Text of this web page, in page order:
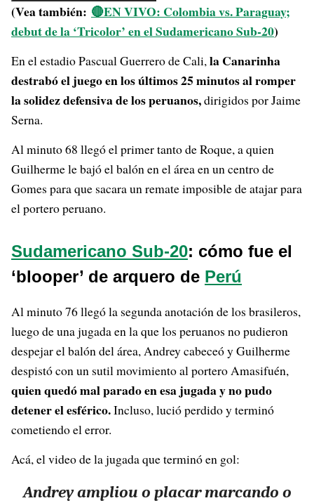
(Vea también: 🔴EN VIVO: Colombia vs. Paraguay;
debut de la ‘Tricolor’ en el Sudamericano Sub-20)
En el estadio Pascual Guerrero de Cali,la Canarinha
destrabó el juego en los últimos 25 minutos al romper
la solidez defensiva de los peruanos,dirigidos por Jaime
Serna.
Al minuto 68 llegó el primer tanto de Roque, a quien
Guilherme le bajó el balón en el área en un centro de
Gomes para que sacara un remate imposible de atajar para
el portero peruano.
Sudamericano Sub-20: cómo fue el
‘blooper’ de arquero de Perú
Al minuto 76 llegó la segunda anotación de los brasileros,
luego de una jugada en la que los peruanos no pudieron
despejar el balón del área, Andrey cabeceó y Guilherme
despistó con un sutil movimiento al portero Amasifuén,
quien quedó mal parado en esa jugada y no pudo
detener el esférico.Incluso, lució perdido y terminó
cometiendo el error.
Acá, el video de la jugada que terminó en gol:
Andrey ampliou o placar marcando o